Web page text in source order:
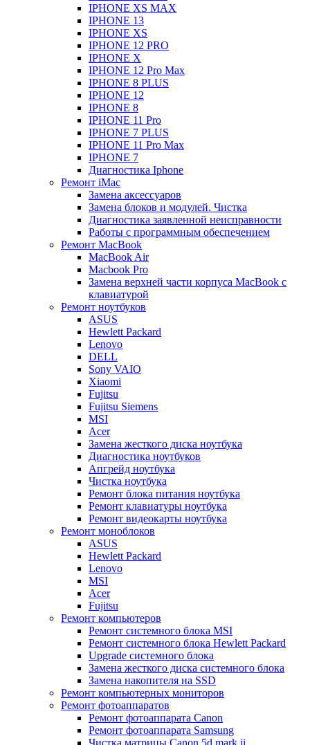
IPHONE XS MAX
IPHONE 13
IPHONE XS
IPHONE 12 PRO
IPHONE X
IPHONE 12 Pro Max
IPHONE 8 PLUS
IPHONE 12
IPHONE 8
IPHONE 11 Pro
IPHONE 7 PLUS
IPHONE 11 Pro Max
IPHONE 7
Диагностика Iphone
Ремонт iMac
Замена аксессуаров
Замена блоков и модулей. Чистка
Диагностика заявленной неисправности
Работы с программным обеспечением
Ремонт MacBook
MacBook Air
Macbook Pro
Замена верхней части корпуса MacBook с
клавиатурой
Ремонт ноутбуков
ASUS
Hewlett Packard
Lenovo
DELL
Sony VAIO
Xiaomi
Fujitsu
Fujitsu Siemens
MSI
Acer
Замена жесткого диска ноутбука
Диагностика ноутбуков
Апгрейд ноутбука
Чистка ноутбука
Ремонт блока питания ноутбука
Ремонт клавиатуры ноутбука
Ремонт видеокарты ноутбука
Ремонт моноблоков
ASUS
Hewlett Packard
Lenovo
MSI
Acer
Fujitsu
Ремонт компьютеров
Ремонт системного блока MSI
Ремонт системного блока Hewlett Packard
Upgrade системного блока
Замена жесткого диска системного блока
Замена накопителя на SSD
Ремонт компьютерных мониторов
Ремонт фотоаппаратов
Ремонт фотоаппарата Canon
Ремонт фотоаппарата Samsung
Чистка матрицы Canon 5d mark ii